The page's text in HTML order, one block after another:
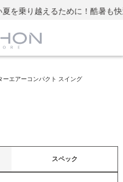
を乗り越えるために！酷暑も快
ーエアーコンパクト スイング
スペック